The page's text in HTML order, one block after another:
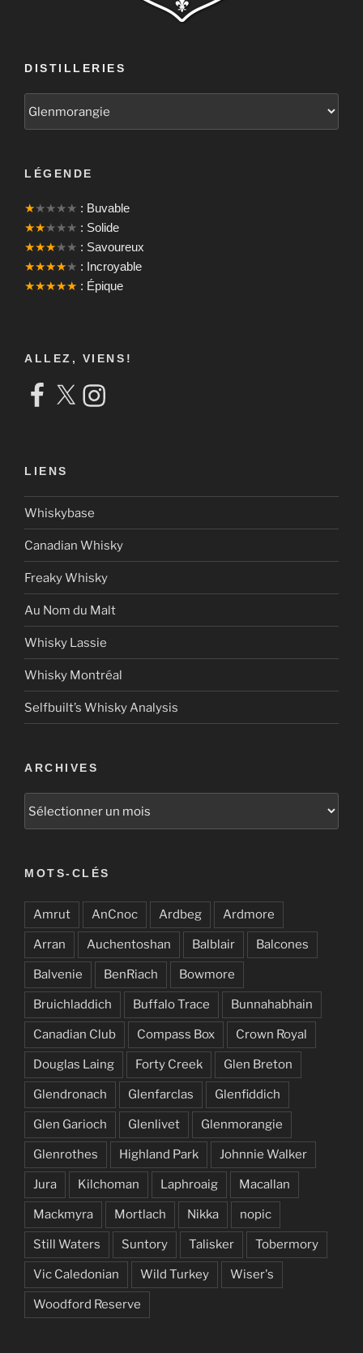
DISTILLERIES
LÉGENDE
★★★★★ : Buvable
★★★★★ : Solide
★★★★★ : Savoureux
★★★★★ : Incroyable
★★★★★ : Épique
ALLEZ, VIENS!
Facebook
X Instagram
LIENS
Whiskybase
Canadian Whisky
Freaky Whisky
Au Nom du Malt
Whisky Lassie
Whisky Montréal
Selfbuilt’s Whisky Analysis
ARCHIVES
MOTS-CLÉS
Amrut AnCnoc Ardbeg Ardmore
Arran Auchentoshan Balblair Balcones
Balvenie BenRiach Bowmore
Bruichladdich Buffalo Trace Bunnahabhain
Canadian Club Compass Box Crown Royal
Douglas Laing Forty Creek Glen Breton
Glendronach Glenfarclas Glenfiddich
Glen Garioch Glenlivet Glenmorangie
Glenrothes Highland Park Johnnie Walker
Jura Kilchoman Laphroaig Macallan
Mackmyra Mortlach Nikka nopic
Still Waters Suntory Talisker Tobermory
Vic Caledonian Wild Turkey Wiser's
Woodford Reserve